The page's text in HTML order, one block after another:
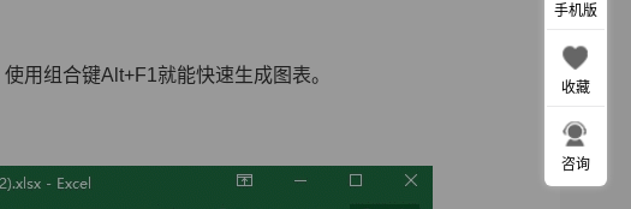
用组合键Alt+F1就能快速生成图表。
手机版
收藏
咨询